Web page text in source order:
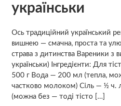
українськи
Ось традиційний український
вишнею — смачна, проста та
страва з дитинства Вареники з
українськи) Інгредієнти: Для
500 г Вода — 200 мл (тепла,
частково молоком) Сіль — ½ ч.
(можна без — тоді тісто […]